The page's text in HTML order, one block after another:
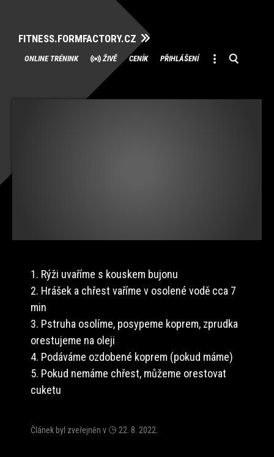
FITNESS.FORMFACTORY.CZ
Přeskočit
na
ONLINE TRÉNINK ŽIVĚ CENÍK PŘIHLÁŠENÍ
1. Rýži uvaříme s kouskem bujonu
2. Hrášek a chřest vaříme v osolené vodě cca 7
min
3. Pstruha osolíme, posypeme koprem, zprudka
orestujeme na oleji
4. Podáváme ozdobené koprem (pokud máme)
5. Pokud nemáme chřest, můžeme orestovat
cuketu
Článek byl zveřejněn v 22. 8. 2022